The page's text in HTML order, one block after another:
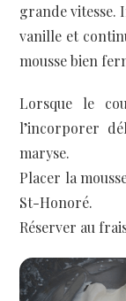
grande vitesse.
vanille et
mousse bien
Lorsque le
l’incorporer
maryse.
Placer la
St-Honoré.
Réserver au